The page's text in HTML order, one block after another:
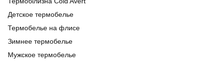
Детское термобелье
Термобелье на флисе
Зимнее термобелье
Мужское термобелье